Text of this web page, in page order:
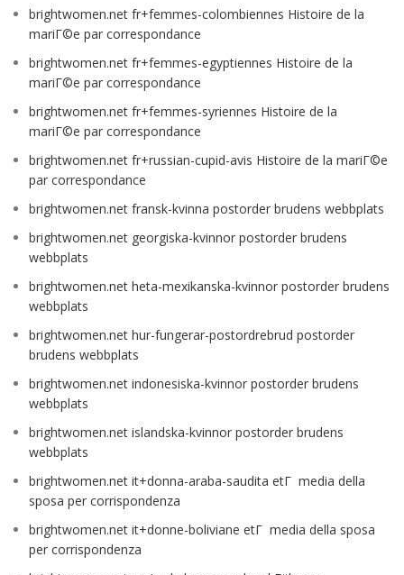
brightwomen.net fr+femmes-colombiennes Histoire de la
mariГ©e par correspondance
brightwomen.net fr+femmes-egyptiennes Histoire de la
mariГ©e par correspondance
brightwomen.net fr+femmes-syriennes Histoire de la
mariГ©e par correspondance
brightwomen.net fr+russian-cupid-avis Histoire de la mariГ©e
par correspondance
brightwomen.net fransk-kvinna postorder brudens webbplats
brightwomen.net georgiska-kvinnor postorder brudens
webbplats
brightwomen.net heta-mexikanska-kvinnor postorder brudens
webbplats
brightwomen.net hur-fungerar-postordrebrud postorder
brudens webbplats
brightwomen.net indonesiska-kvinnor postorder brudens
webbplats
brightwomen.net islandska-kvinnor postorder brudens
webbplats
brightwomen.net it+donna-araba-saudita etГ media della
sposa per corrispondenza
brightwomen.net it+donne-boliviane etГ media della sposa
per corrispondenza